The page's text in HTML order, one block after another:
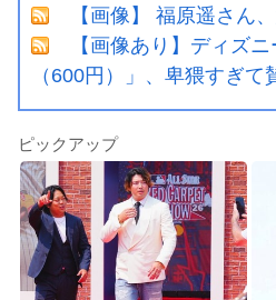
【画像】 福原遥さん
【画像あり】ディズ
（600円）」、卑猥すぎて
ピックアップ